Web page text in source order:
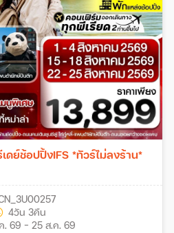
ดย์ช้อปปิ้งIFS *ทัวร์ไม่ลงร้าน*
4วัน 3คืน
. 69 - 25 ส.ค. 69